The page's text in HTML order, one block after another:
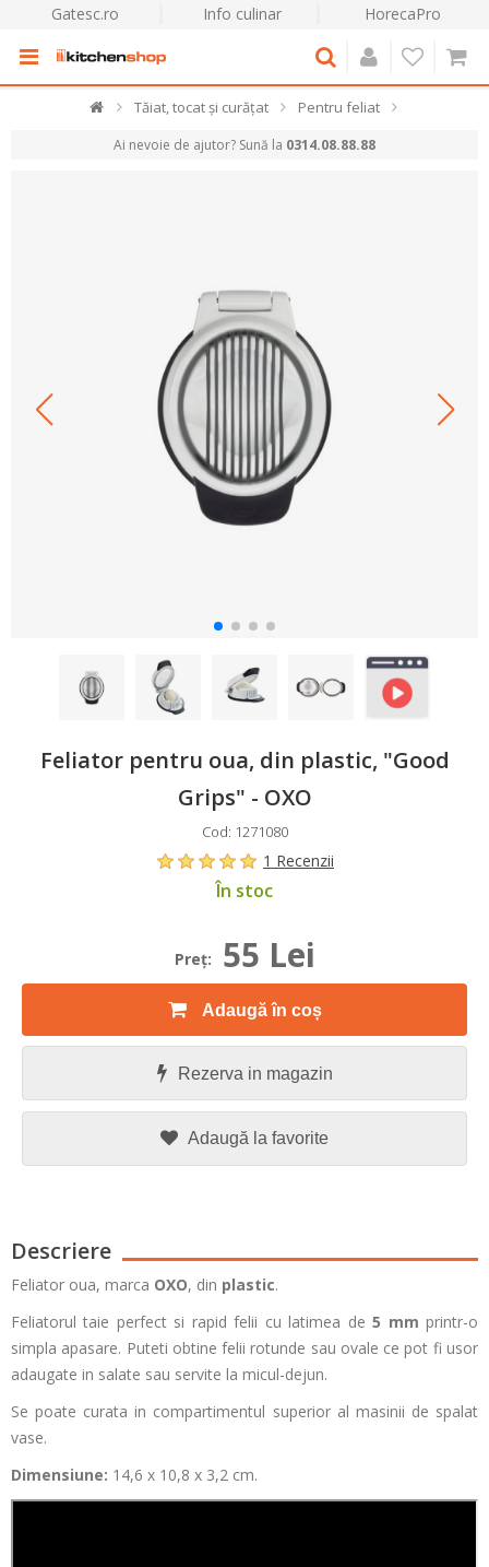
Gatesc.ro Info culinar HorecaPro
Tăiat, tocat și curățat Pentru feliat
Ai nevoie de ajutor? Sună la 0314.08.88.88
Feliator pentru oua, din plastic, "Good
Grips" - OXO
Cod: 1271080
1 Recenzii
În stoc
Preţ: 55 Lei
Adaugă în coș
Rezerva in magazin
Adaugă la favorite
Descriere
Feliator oua, marca OXO, din plastic.
Feliatorul taie perfect si rapid felii cu latimea de5 mm printr-o
simpla apasare. Puteti obtine felii rotunde sau ovale ce pot fi usor
adaugate in salate sau servite la micul-dejun.
Se poate curata in compartimentul superior al masinii de spalat
vase.
Dimensiune: 14,6 x 10,8 x 3,2 cm.